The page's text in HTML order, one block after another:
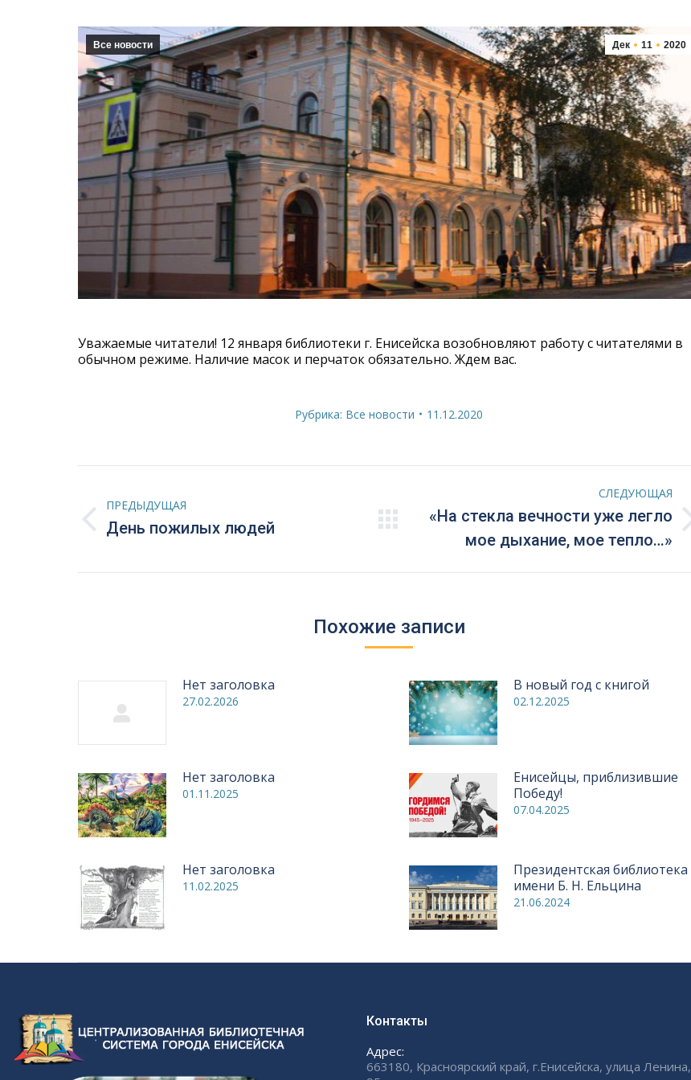
Дек 11 2020
Все новости
Уважаемые читатели! 12 января библиотеки г. Енисейска возобновляют работу с читателями в
обычном режиме. Наличие масок и перчаток обязательно. Ждем вас.
Рубрика: Все новости 11.12.2020
поПРЕДЫДУЩАЯ
Предыдущая
запись:
День пожилых людей
СЛЕДУЮЩАЯ
Следующая
запись:
«На стекла вечности уже легло
мое дыхание, мое тепло…»
Похожие записи
Нет заголовка
27.02.2026
В новый год с книгой
02.12.2025
Нет заголовка
01.11.2025
Енисейцы, приблизившие
Победу!
07.04.2025
Нет заголовка
11.02.2025
Президентская библиотека
имени Б. Н. Ельцина
21.06.2024
Контакты
Адрес:
663180, Красноярский край, г.Енисейска, улица Ленина,